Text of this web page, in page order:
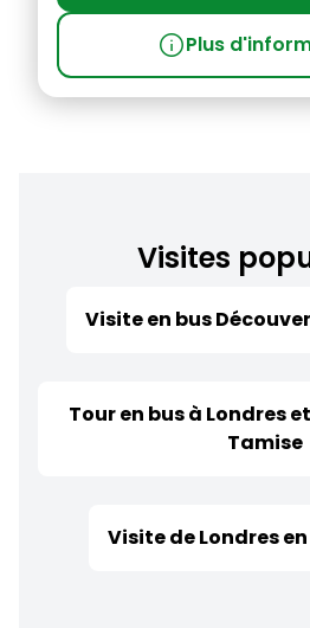
infoPlus
Visites
Visite en bus
Tour en bus à Londres
Tamise
Visite de Londres